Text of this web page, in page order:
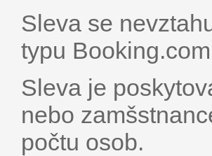
Sleva se
typu
Sleva je
nebo
počtu osob.